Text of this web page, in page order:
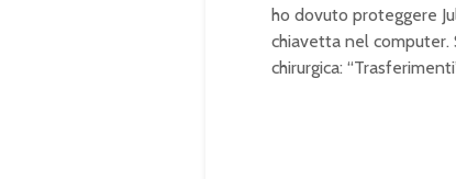
ho dovuto proteggere
chiavetta nel computer.
chirurgica: